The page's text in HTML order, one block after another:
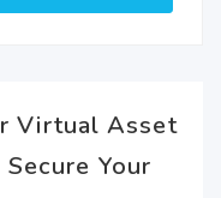
Virtual Asset
Your